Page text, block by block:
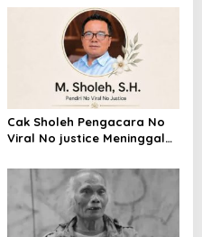
Riau Akan Tinjauan Lokasi
Cak Sholeh Pengacara No
Viral No justice Meninggal